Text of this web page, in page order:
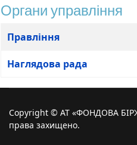
Органи управління
Заголовок
Правління
Наглядова рада
Copyright © АТ «ФОНДОВА
права захищено.